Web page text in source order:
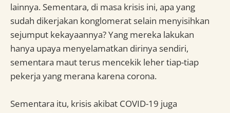
lainnya. Sementara, di masa krisis ini, apa yang
sudah dikerjakan konglomerat selain menyisihkan
sejumput kekayaannya? Yang mereka lakukan
hanya upaya menyelamatkan dirinya sendiri,
sementara maut terus mencekik leher tiap-tiap
pekerja yang merana karena corona.
Sementara itu, krisis akibat COVID-19 juga